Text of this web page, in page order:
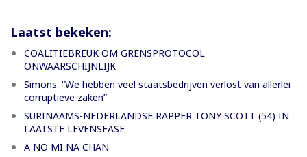
Laatst bekeken:
COALITIEBREUK OM GRENSPROTOCOL
ONWAARSCHIJNLIJK
Simons: “We hebben veel staatsbedrijven verlost van allerlei
corruptieve zaken”
SURINAAMS-NEDERLANDSE RAPPER TONY SCOTT (54) IN
LAATSTE LEVENSFASE
A NO MI NA CHAN